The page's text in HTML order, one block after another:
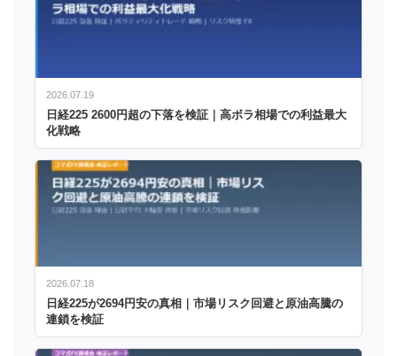
2026.07.19
日経225 2600円超の下落を検証｜高ボラ相場での利益最大
化戦略
2026.07.18
日経225が2694円安の真相｜市場リスク回避と原油高騰の
連鎖を検証